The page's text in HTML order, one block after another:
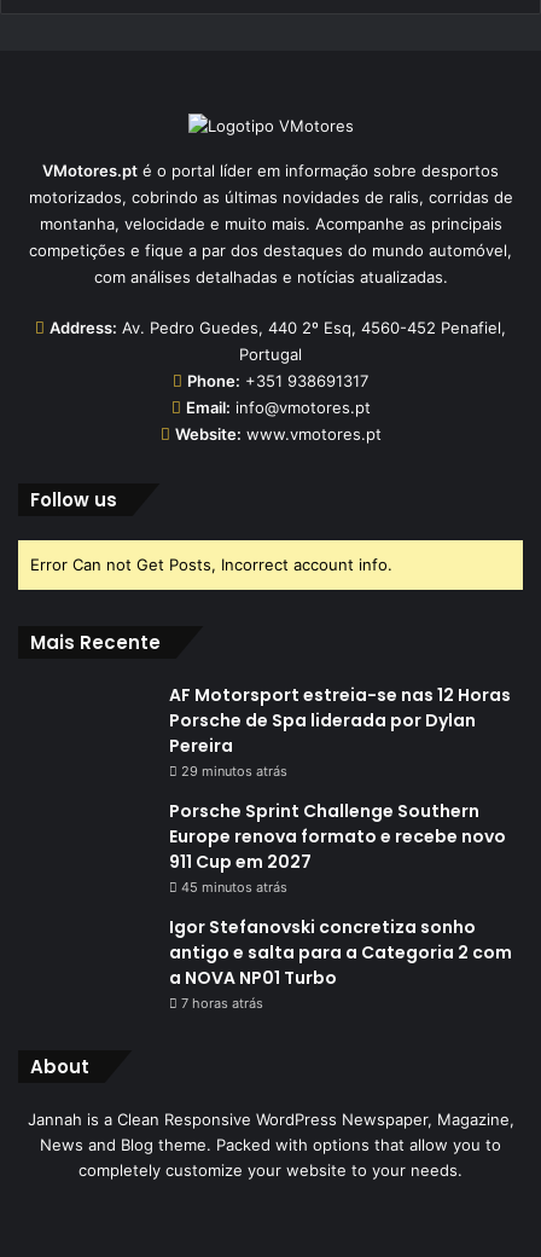
VMotores.pt é o portal líder em informação sobre desportos
motorizados, cobrindo as últimas novidades de ralis, corridas de
montanha, velocidade e muito mais. Acompanhe as principais
competições e fique a par dos destaques do mundo automóvel,
com análises detalhadas e notícias atualizadas.
Address: Av. Pedro Guedes, 440 2º Esq, 4560-452 Penafiel,
Portugal
Phone: +351 938691317
Email: info@vmotores.pt
Website: www.vmotores.pt
Follow us
Error Can not Get Posts, Incorrect account info.
Mais Recente
AF Motorsport estreia-se nas 12 Horas
Porsche de Spa liderada por Dylan
Pereira
29 minutos atrás
Porsche Sprint Challenge Southern
Europe renova formato e recebe novo
911 Cup em 2027
45 minutos atrás
Igor Stefanovski concretiza sonho
antigo e salta para a Categoria 2 com
a NOVA NP01 Turbo
7 horas atrás
About
Jannah is a Clean Responsive WordPress Newspaper, Magazine,
News and Blog theme. Packed with options that allow you to
completely customize your website to your needs.